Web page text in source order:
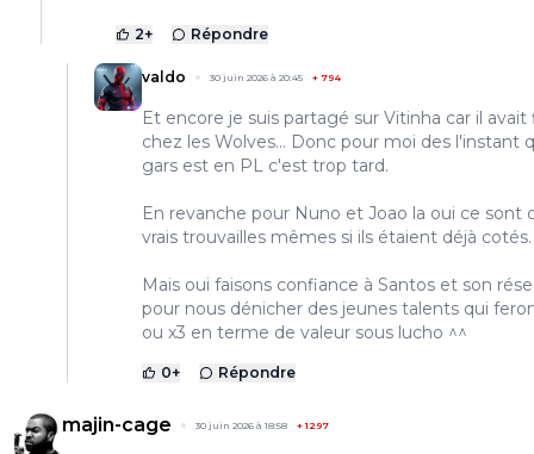
2+ Répondre
valdo 30 juin 2026 à 20:45 + 794
Et encore je suis partagé sur Vitinha car il
chez les Wolves... Donc pour moi des l'instant
gars est en PL c'est trop tard.
En revanche pour Nuno et Joao la oui ce sont
vrais trouvailles mêmes si ils étaient déjà cotés.
Mais oui faisons confiance à Santos et son
pour nous dénicher des jeunes talents qui
ou x3 en terme de valeur sous lucho ^^
0+ Répondre
majin-cage 30 juin 2026 à 18:58 +1297